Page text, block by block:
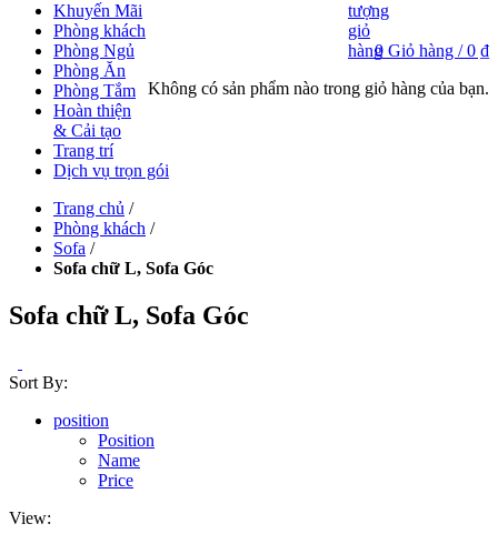
0 Giỏ hàng /0 ₫
Không có sản phẩm nào trong giỏ hàng của bạn.
Khuyến Mãi
Phòng khách
Phòng Ngủ
Phòng Ăn
Phòng Tắm
Hoàn thiện
& Cải tạo
Trang trí
Dịch vụ trọn gói
Trang chủ /
Phòng khách /
Sofa /
Sofa chữ L, Sofa Góc
Sofa chữ L, Sofa Góc
Sort By:
position
Position
Name
Price
View: